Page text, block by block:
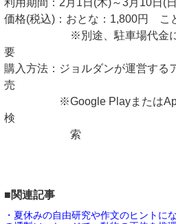
利用期間：2月1日(木)～3月10日(
価格(税込)：おとな：1,800円 こ
※別途、駐車場代金に普
要
購入方法：ジョルダンが運営する
売
※Google PlayまたはApp
検
索
■関連記事
・夏休みの自由研究や作文のヒントに